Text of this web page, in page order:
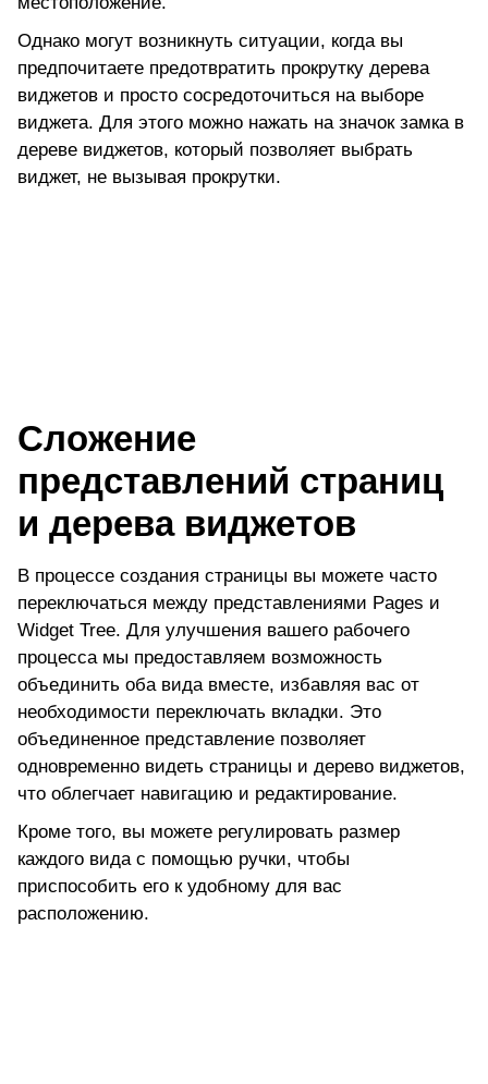
Однако могут возникнуть ситуации, когда вы
предпочитаете предотвратить прокрутку дерева
виджетов и просто сосредоточиться на выборе
виджета. Для этого можно нажать на значок замка в
дереве виджетов, который позволяет выбрать
виджет, не вызывая прокрутки.
Сложение
представлений страниц
и дерева виджетов
В процессе создания страницы вы можете часто
переключаться между представлениями Pages и
Widget Tree. Для улучшения вашего рабочего
процесса мы предоставляем возможность
объединить оба вида вместе, избавляя вас от
необходимости переключать вкладки. Это
объединенное представление позволяет
одновременно видеть страницы и дерево виджетов,
что облегчает навигацию и редактирование.
Кроме того, вы можете регулировать размер
каждого вида с помощью ручки, чтобы
приспособить его к удобному для вас
расположению.